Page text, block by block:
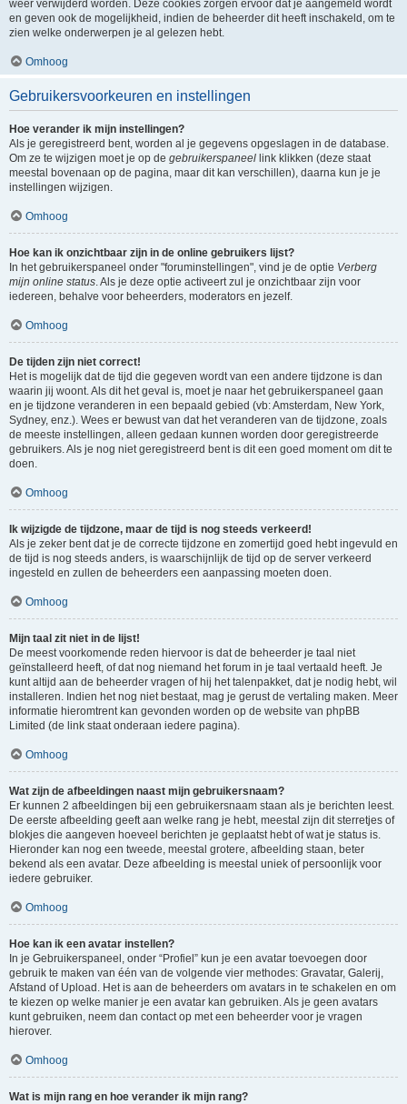
weer verwijderd worden. Deze cookies zorgen ervoor dat je aangemeld wordt
en geven ook de mogelijkheid, indien de beheerder dit heeft inschakeld, om te
zien welke onderwerpen je al gelezen hebt.
Omhoog
Gebruikersvoorkeuren en instellingen
Hoe verander ik mijn instellingen?
Als je geregistreerd bent, worden al je gegevens opgeslagen in de database.
Om ze te wijzigen moet je op de gebruikerspaneel link klikken (deze staat
meestal bovenaan op de pagina, maar dit kan verschillen), daarna kun je je
instellingen wijzigen.
Omhoog
Hoe kan ik onzichtbaar zijn in de online gebruikers lijst?
In het gebruikerspaneel onder "foruminstellingen", vind je de optie Verberg
mijn online status. Als je deze optie activeert zul je onzichtbaar zijn voor
iedereen, behalve voor beheerders, moderators en jezelf.
Omhoog
De tijden zijn niet correct!
Het is mogelijk dat de tijd die gegeven wordt van een andere tijdzone is dan
waarin jij woont. Als dit het geval is, moet je naar het gebruikerspaneel gaan
en je tijdzone veranderen in een bepaald gebied (vb: Amsterdam, New York,
Sydney, enz.). Wees er bewust van dat het veranderen van de tijdzone, zoals
de meeste instellingen, alleen gedaan kunnen worden door geregistreerde
gebruikers. Als je nog niet geregistreerd bent is dit een goed moment om dit te
doen.
Omhoog
Ik wijzigde de tijdzone, maar de tijd is nog steeds verkeerd!
Als je zeker bent dat je de correcte tijdzone en zomertijd goed hebt ingevuld en
de tijd is nog steeds anders, is waarschijnlijk de tijd op de server verkeerd
ingesteld en zullen de beheerders een aanpassing moeten doen.
Omhoog
Mijn taal zit niet in de lijst!
De meest voorkomende reden hiervoor is dat de beheerder je taal niet
geïnstalleerd heeft, of dat nog niemand het forum in je taal vertaald heeft. Je
kunt altijd aan de beheerder vragen of hij het talenpakket, dat je nodig hebt, wil
installeren. Indien het nog niet bestaat, mag je gerust de vertaling maken. Meer
informatie hieromtrent kan gevonden worden op de website van phpBB
Limited (de link staat onderaan iedere pagina).
Omhoog
Wat zijn de afbeeldingen naast mijn gebruikersnaam?
Er kunnen 2 afbeeldingen bij een gebruikersnaam staan als je berichten leest.
De eerste afbeelding geeft aan welke rang je hebt, meestal zijn dit sterretjes of
blokjes die aangeven hoeveel berichten je geplaatst hebt of wat je status is.
Hieronder kan nog een tweede, meestal grotere, afbeelding staan, beter
bekend als een avatar. Deze afbeelding is meestal uniek of persoonlijk voor
iedere gebruiker.
Omhoog
Hoe kan ik een avatar instellen?
In je Gebruikerspaneel, onder “Profiel” kun je een avatar toevoegen door
gebruik te maken van één van de volgende vier methodes: Gravatar, Galerij,
Afstand of Upload. Het is aan de beheerders om avatars in te schakelen en om
te kiezen op welke manier je een avatar kan gebruiken. Als je geen avatars
kunt gebruiken, neem dan contact op met een beheerder voor je vragen
hierover.
Omhoog
Wat is mijn rang en hoe verander ik mijn rang?